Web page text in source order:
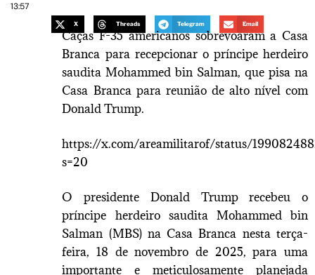
13:57
X Threads Telegram Email
Caças F-35 americanos sobrevoaram a Casa
Branca para recepcionar o príncipe herdeiro
saudita Mohammed bin Salman, que pisa na
Casa Branca para reunião de alto nível com
Donald Trump.
https://x.com/areamilitarof/status/
s=20
O presidente Donald Trump recebeu o
príncipe herdeiro saudita Mohammed bin
Salman (MBS) na Casa Branca nesta terça-
feira, 18 de novembro de 2025, para uma
importante e meticulosamente planejada